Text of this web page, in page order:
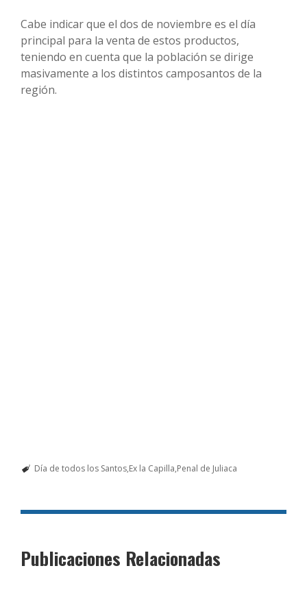
Cabe indicar que el dos de noviembre es el día
principal para la venta de estos productos,
teniendo en cuenta que la población se dirige
masivamente a los distintos camposantos de la
región.
Día de todos los Santos Ex la Capilla Penal de Juliaca
Publicaciones Relacionadas